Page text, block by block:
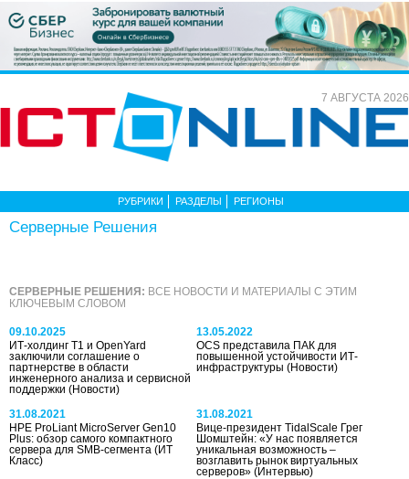
7 АВГУСТА 2026
РУБРИКИ РАЗДЕЛЫ РЕГИОНЫ
Серверные Решения
СЕРВЕРНЫЕ РЕШЕНИЯ: ВСЕ НОВОСТИ И МАТЕРИАЛЫ С ЭТИМ
КЛЮЧЕВЫМ СЛОВОМ
09.10.2025
ИТ-холдинг Т1 и OpenYard
заключили соглашение о
партнерстве в области
инженерного анализа и сервисной
поддержки (Новости)
13.05.2022
OCS представила ПАК для
повышенной устойчивости ИТ-
инфраструктуры(Новости)
31.08.2021
HPE ProLiant MicroServer Gen10
Plus: обзор самого компактного
сервера для SMB-сегмента (ИТ
Класс)
31.08.2021
Вице-президент TidalScale Грег
Шомштейн: «У нас появляется
уникальная возможность –
возглавить рынок виртуальных
серверов»(Интервью)